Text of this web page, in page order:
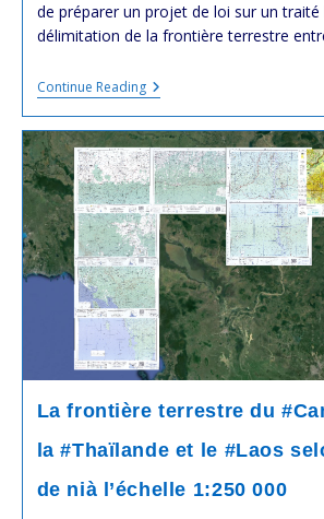
de préparer un projet de loi sur un traité
délimitation de la frontière terrestre
Continue ReadingProjet
De
Traité
Lié
À
La
Délimitation
De
La
Frontière
Terrestre
Entre
Le
#Cambodge
Et
Le
#Laos
La frontière terrestre du
la #Thaïlande et le #Laos
de nià l’échelle 1:250 000